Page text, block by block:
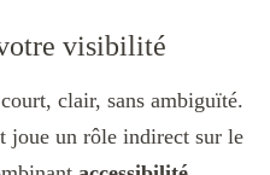
visibilité
clair, sans ambiguïté.
joue un rôle indirect sur le